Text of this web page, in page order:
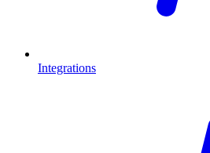
Integrations